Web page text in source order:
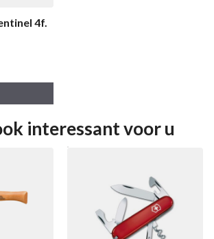
4f.
interessant voor u